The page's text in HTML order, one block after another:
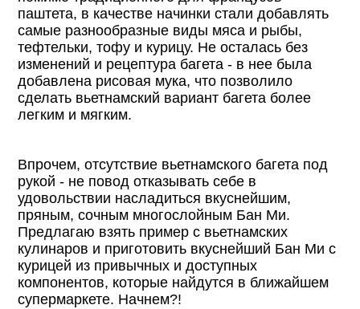
паштета, в качестве начинки стали добавлять
самые разнообразные виды мяса и рыбы,
тефтельки, тофу и курицу. Не осталась без
изменений и рецептура багета - в нее была
добавлена рисовая мука, что позволило
сделать вьетнамский вариант багета более
легким и мягким.
Впрочем, отсутствие вьетнамского багета под
рукой - не повод отказывать себе в
удовольствии насладиться вкуснейшим,
пряным, сочным многослойным Бан Ми.
Предлагаю взять пример с вьетнамских
кулинаров и приготовить вкуснейший Бан Ми с
курицей из привычных и доступных
компонентов, которые найдутся в ближайшем
супермаркете. Начнем?!